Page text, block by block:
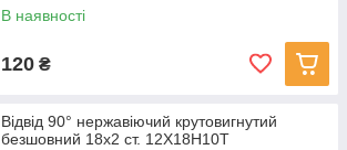
В наявності
120 ₴
Відвід 90° нержавіючий крутовигнутий
безшовний 18x2 ст. 12Х18Н10Т